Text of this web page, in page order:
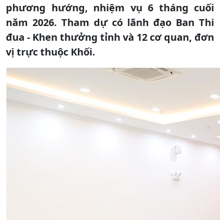
phương hướng, nhiệm vụ 6 tháng cuối
năm 2026. Tham dự có lãnh đạo Ban Thi
đua - Khen thưởng tỉnh và 12 cơ quan, đơn
vị trực thuộc Khối.